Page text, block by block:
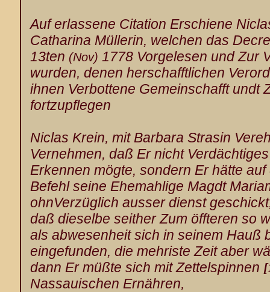
Auf erlassene Citation Erschiene
Catharina Müllerin, welchen das
13ten (Nov) 1778 Vorgelesen und Zur
wurden, denen herschafftlichen
ihnen Verbottene Gemeinschafft undt
fortzupflegen
Niclas Krein, mit Barbara Strasin
Vernehmen, daß Er nicht
Erkennen mögte, sondern Er hätte
Befehl seine Ehemahlige Magdt
ohnVerzüglich ausser dienst
daß dieselbe seither Zum öffteren so
als abwesenheit sich in seinem Hauß
eingefunden, die mehriste Zeit aber
dann Er müßte sich mit Zettelspinnen
Nassauischen Ernähren,